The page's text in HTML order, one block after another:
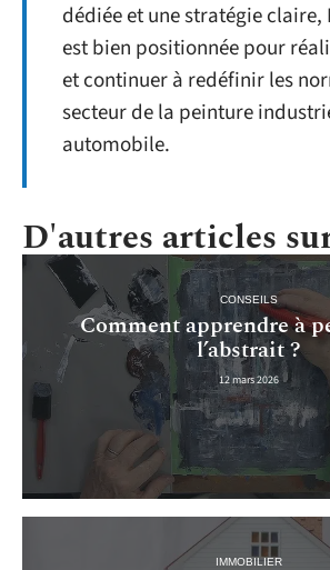
dédiée et une stratégie claire,
est bien positionnée pour
et continuer à redéfinir les
secteur de la peinture
automobile.
D'autres articles
CONSEILS
Comment apprendre à
l’abstrait ?
12 mars 2026
IMMOBILIER